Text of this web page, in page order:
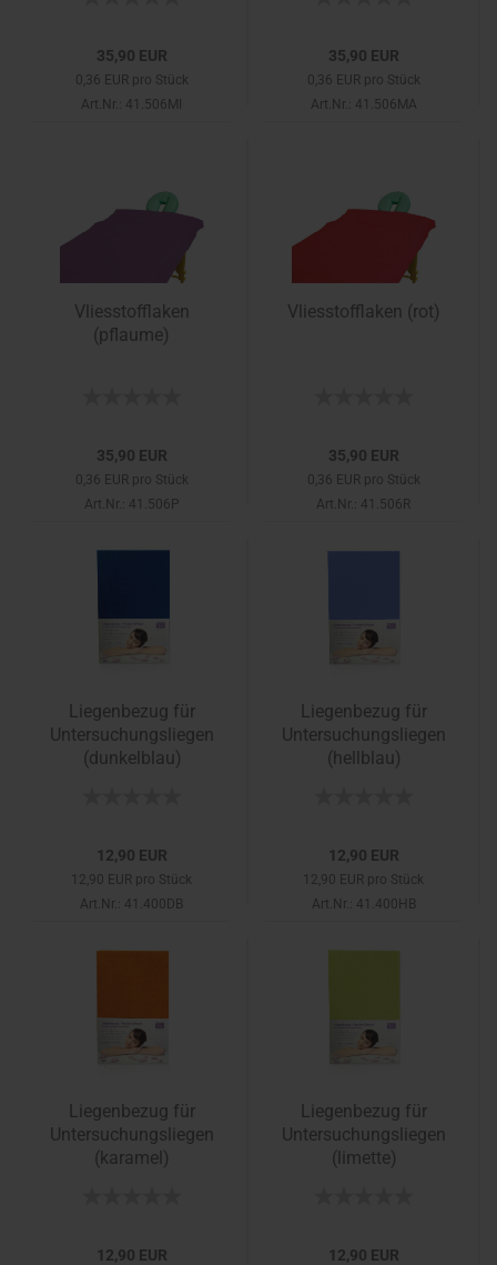
35,90 EUR
0,36 EUR pro Stück
Art.Nr.: 41.506MI
35,90 EUR
0,36 EUR pro Stück
Art.Nr.: 41.506MA
Vliesstofflaken
(pflaume)
35,90 EUR
0,36 EUR pro Stück
Art.Nr.: 41.506P
Vliesstofflaken (rot)
35,90 EUR
0,36 EUR pro Stück
Art.Nr.: 41.506R
Liegenbezug für
Untersuchungsliegen
(dunkelblau)
12,90 EUR
12,90 EUR pro Stück
Art.Nr.: 41.400DB
Liegenbezug für
Untersuchungsliegen
(hellblau)
12,90 EUR
12,90 EUR pro Stück
Art.Nr.: 41.400HB
Liegenbezug für
Untersuchungsliegen
(karamel)
12,90 EUR
Liegenbezug für
Untersuchungsliegen
(limette)
12,90 EUR